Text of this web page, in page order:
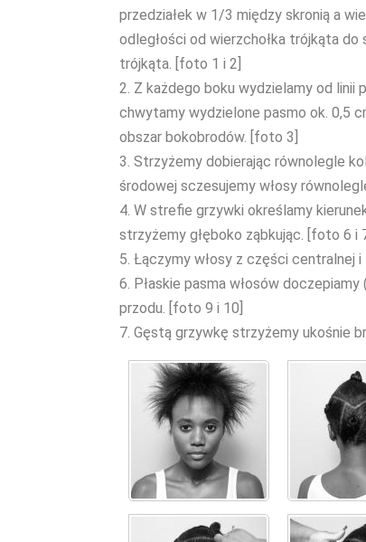
przedziałek w 1/3 między skronią a
odległości od wierzchołka trójkąta do
trójkąta. [foto 1 i 2]
2. Z każdego boku wydzielamy od linii
chwytamy wydzielone pasmo ok. 0,5
obszar bokobrodów. [foto 3]
3. Strzyżemy dobierając równolegle
środowej sczesujemy włosy
4. W strefie grzywki określamy
strzyżemy głęboko ząbkując. [foto 6 i
5. Łączymy włosy z części centralnej
6. Płaskie pasma włosów
przodu. [foto 9 i 10]
7. Gęstą grzywkę strzyżemy ukośnie